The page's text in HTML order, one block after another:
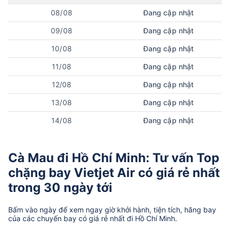
08/08 Đang cập nhật
09/08 Đang cập nhật
10/08 Đang cập nhật
11/08 Đang cập nhật
12/08 Đang cập nhật
13/08 Đang cập nhật
14/08 Đang cập nhật
Cà Mau đi Hồ Chí Minh: Tư vấn Top
chặng bay Vietjet Air có giá rẻ nhất
trong 30 ngày tới
Bấm vào ngày để xem ngay giờ khởi hành, tiện tích, hãng bay
của các chuyến bay có giá rẻ nhất đi Hồ Chí Minh.